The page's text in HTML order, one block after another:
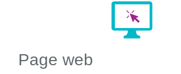
Page web